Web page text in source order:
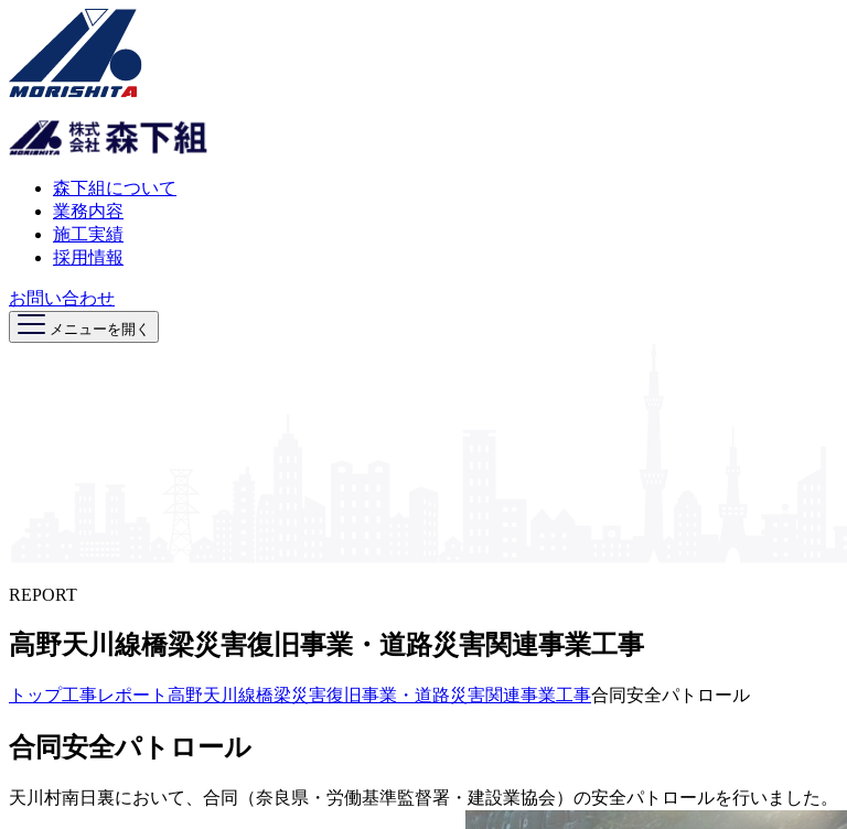
森下組について
業務内容
施工実績
採用情報
お問い合わせ
メニューを開く
REPORT
高野天川線橋梁災害復旧事業・道路災害関連事業工事
トップ工事レポート 高野天川線橋梁災害復旧事業・道路災害関連事業工事合同安全パトロール
合同安全パトロール
天川村南日裏において、合同（奈良県・労働基準監督署・建設業協会）の安全パトロールを行いました。